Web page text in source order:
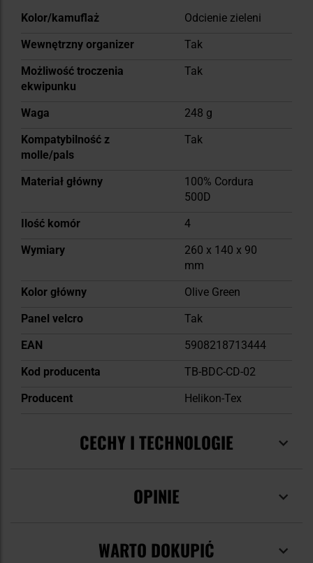
Więcej
Kolor/kamuflaż
Odcienie zieleni
Wewnętrzny organizer
Tak
Możliwość troczenia
ekwipunku
Tak
Waga
248 g
Kompatybilność z
molle/pals
Tak
Materiał główny
100% Cordura
500D
Ilość komór
4
Wymiary
260 x 140 x 90
mm
Kolor główny
Olive Green
Panel velcro
Tak
EAN
5908218713444
Kod producenta
TB-BDC-CD-02
Producent
Helikon-Tex
CECHY I TECHNOLOGIE
OPINIE
WARTO DOKUPIĆ